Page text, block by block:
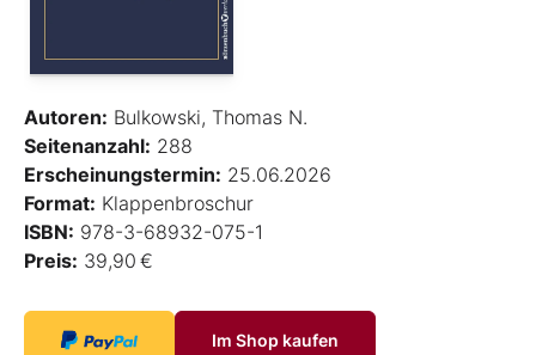
Autoren: Bulkowski, Thomas N.
Seitenanzahl: 288
Erscheinungstermin: 25.06.2026
Format: Klappenbroschur
ISBN: 978-3-68932-075-1
Preis: 39,90 €
Im Shop kaufen